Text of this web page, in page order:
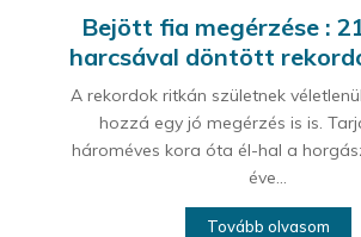
Bejött fia megérzése :
harcsával döntött
A rekordok ritkán születnek
hozzá egy jó megérzés is is.
hároméves kora óta él-hal a
éve...
Tovább olvasom